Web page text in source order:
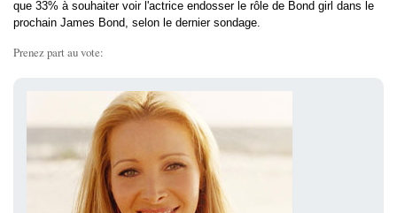
que 33% à souhaiter voir l'actrice endosser le rôle de Bond girl dans le
prochain James Bond, selon le dernier sondage.
Prenez part au vote: